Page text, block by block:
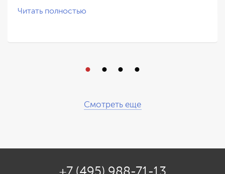
Читать полностью
Смотреть еще